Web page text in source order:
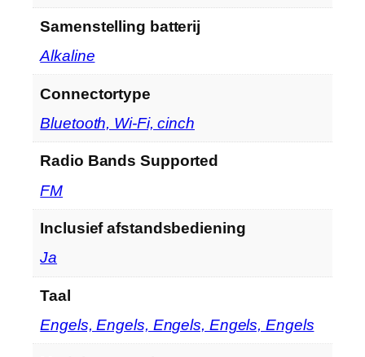
Samenstelling batterij
‎Alkaline
Connectortype
‎Bluetooth, Wi-Fi, cinch
Radio Bands Supported
‎FM
Inclusief afstandsbediening
‎Ja
Taal
‎Engels, Engels, Engels, Engels, Engels